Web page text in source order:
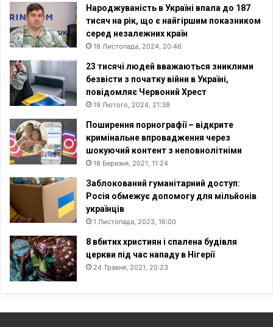
Народжуваність в Україні впала до 187
тисяч на рік, що є найгіршим показником
серед незалежних країн
18 Листопада, 2024, 20:46
23 тисячі людей вважаються зниклими
безвісти з початку війни в Україні,
повідомляє Червоний Хрест
19 Лютого, 2024, 21:38
Поширення порнографії – відкрите
кримінальне впровадження через
шокуючий контент з неповнолітніми
18 Березня, 2021, 11:24
Заблокований гуманітарний доступ:
Росія обмежує допомогу для мільйонів
українців
1 Листопада, 2023, 16:00
8 вбитих християн і спалена будівля
церкви під час нападу в Нігерії
24 Травня, 2021, 20:23